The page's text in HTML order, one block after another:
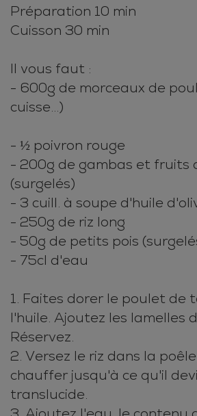
Préparation 10 min
Cuisson 30 min
Il vous faut :
- 600g de morceaux de
cuisse...)
- ½ poivron rouge
- 200g de gambas et fruits
(surgelés)
- 3 cuill. à soupe d'huile
- 250g de riz long
- 50g de petits pois
- 75cl d'eau
1. Faites dorer le poulet de
l'huile. Ajoutez les lamelles
Réservez.
2. Versez le riz dans la
chauffer jusqu'à ce qu'il
translucide.